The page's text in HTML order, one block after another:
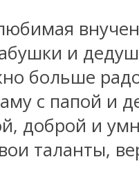
и
больше
с папой и
доброй и
таланты,